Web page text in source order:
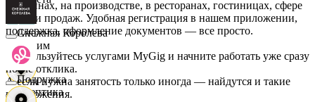
Архим
Асептика
Снежная Королева
Подружка
магазинах, на производстве, в ресторанах, гостиницах, сфере
услуг и продаж. Удобная регистрация в нашем приложении,
поддержка, оформление документов — все просто.
Воспользуйтесь услугами MyGig и начните работать уже сразу
после отклика.
А если нужна занятость только иногда — найдутся и такие
предложения.